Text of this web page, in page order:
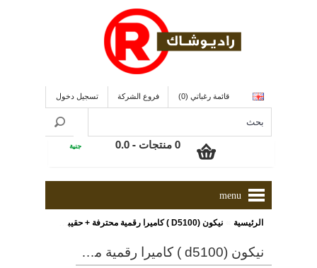
قائمة رغباتي (0) فروع الشركة تسجيل دخول
0 منتجات - 0.0 جنية
menu
الرئيسية نيكون (D5100 ) كاميرا رقمية محترفة + حقيبة + عدستين + كارت ذاكرة 4 جيجا بايت
نيكون (d5100 ) كاميرا رقمية محترفة + حقيبة + عدستين + كارت ذاكرة 4 جيجا بايت